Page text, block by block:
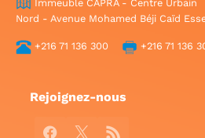
Immeuble CAPRA - Centre Urbain
Nord - Avenue Mohamed Béji Caïd
+216 71 136 300 +216 71 136
Rejoignez-nous